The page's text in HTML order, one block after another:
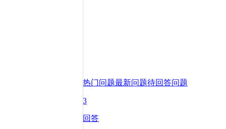
热门问题最新问题待回答问题
3
回答